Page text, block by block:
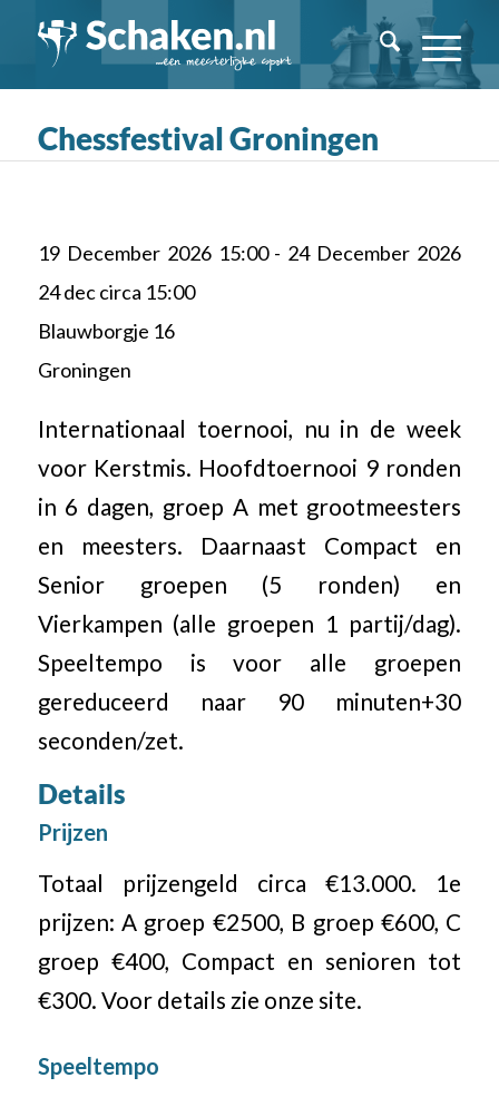
Chessfestival Groningen
19 December 2026 15:00 - 24 December 2026
24 dec circa 15:00
Blauwborgje 16
Groningen
Internationaal toernooi, nu in de week
voor Kerstmis. Hoofdtoernooi 9 ronden
in 6 dagen, groep A met grootmeesters
en meesters. Daarnaast Compact en
Senior groepen (5 ronden) en
Vierkampen (alle groepen 1 partij/dag).
Speeltempo is voor alle groepen
gereduceerd naar 90 minuten+30
seconden/zet.
Details
Prijzen
Totaal prijzengeld circa €13.000. 1e
prijzen: A groep €2500, B groep €600, C
groep €400, Compact en senioren tot
€300. Voor details zie onze site.
Speeltempo